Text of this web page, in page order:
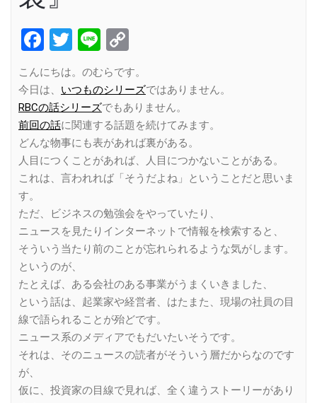
Facebook
Twitter
Line
Link
こんにちは。のむらです。
今日は、 いつものシリーズではありません。
RBCの話シリーズでもありません。
前回の話に関連する話題を続けてみます。
どんな物事にも表があれば裏がある。
人目につくことがあれば、人目につかないことがある。
これは、言われれば「そうだよね」ということだと思いま
す。
ただ、ビジネスの勉強会をやっていたり、
ニュースを見たりインターネットで情報を検索すると、
そういう当たり前のことが忘れられるような気がします。
というのが、
たとえば、ある会社のある事業がうまくいきました、
という話は、起業家や経営者、はたまた、現場の社員の目
線で語られることが殆どです。
ニュース系のメディアでもだいたいそうです。
それは、そのニュースの読者がそういう層だからなのです
が、
仮に、投資家の目線で見れば、全く違うストーリーがあり